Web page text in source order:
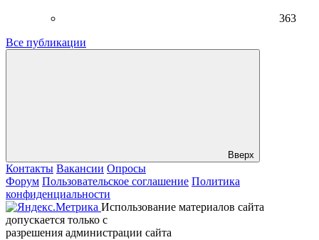
363
Все публикации
Вверх
Контакты Вакансии Опросы
Форум Пользовательское соглашение Политика
конфиденциальности
Использование материалов сайта
допускается только с
разрешения администрации сайта